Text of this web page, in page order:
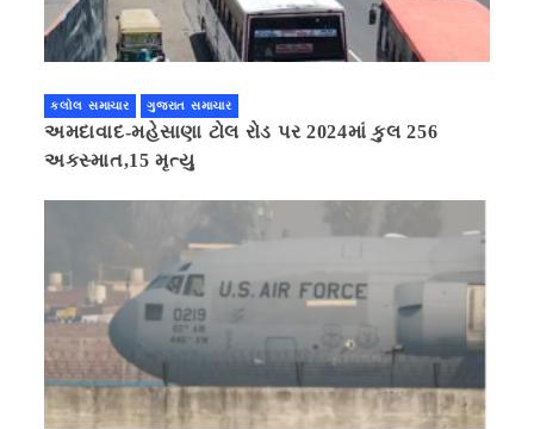
કલોલ સમાચાર ગુજરાત સમાચાર
અમદાવાદ-મહેસાણા ટોલ રોડ પર 2024માં કુલ 256
અકસ્માત,15 મૃત્યુ